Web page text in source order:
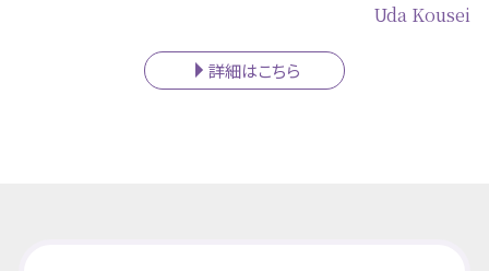
Uda Kousei
詳細はこちら